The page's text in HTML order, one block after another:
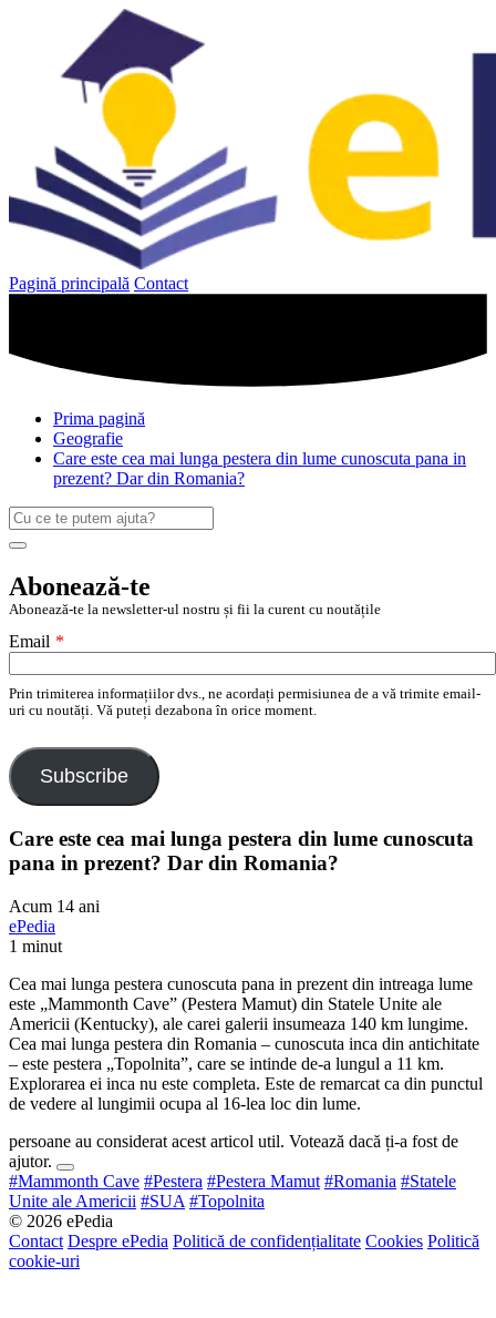
Pagină principală Contact
Prima pagină
Geografie
Care este cea mai lunga pestera din lume cunoscuta pana in
prezent? Dar din Romania?
Caută
după:
Search
Abonează-te
Abonează-te la newsletter-ul nostru și fii la curent cu noutățile
Email *
Prin trimiterea informațiilor dvs., ne acordați permisiunea de a vă trimite email-
uri cu noutăți. Vă puteți dezabona în orice moment.
Subscribe
Care este cea mai lunga pestera din lume cunoscuta
pana in prezent? Dar din Romania?
Acum 14 ani
ePedia
1 minut
Cea mai lunga pestera cunoscuta pana in prezent din intreaga lume
este „Mammonth Cave” (Pestera Mamut) din Statele Unite ale
Americii (Kentucky), ale carei galerii insumeaza 140 km lungime.
Cea mai lunga pestera din Romania – cunoscuta inca din antichitate
– este pestera „Topolnita”, care se intinde de-a lungul a 11 km.
Explorarea ei inca nu este completa. Este de remarcat ca din punctul
de vedere al lungimii ocupa al 16-lea loc din lume.
persoane au considerat acest articol util. Votează dacă ți-a fost de
ajutor.
#Mammonth Cave #Pestera #Pestera Mamut #Romania #Statele
Unite ale Americii #SUA #Topolnita
© 2026 ePedia
Contact Despre ePedia Politică de confidențialitate Cookies Politică
cookie-uri